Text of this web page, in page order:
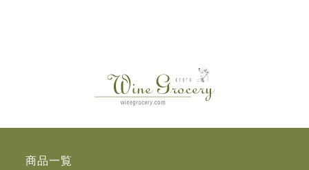
商品一覧